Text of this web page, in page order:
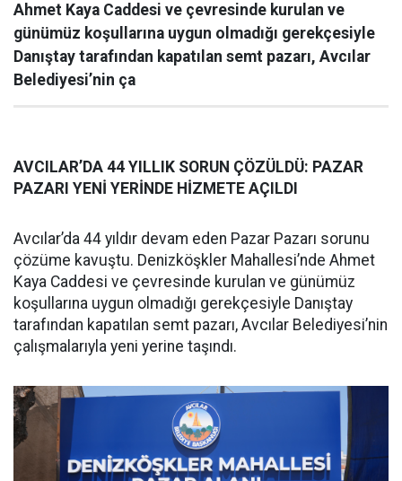
Ahmet Kaya Caddesi ve çevresinde kurulan ve
günümüz koşullarına uygun olmadığı gerekçesiyle
Danıştay tarafından kapatılan semt pazarı, Avcılar
Belediyesi’nin ça
AVCILAR’DA 44 YILLIK SORUN ÇÖZÜLDÜ: PAZAR
PAZARI YENİ YERİNDE HİZMETE AÇILDI
Avcılar’da 44 yıldır devam eden Pazar Pazarı sorunu
çözüme kavuştu. Denizköşkler Mahallesi’nde Ahmet
Kaya Caddesi ve çevresinde kurulan ve günümüz
koşullarına uygun olmadığı gerekçesiyle Danıştay
tarafından kapatılan semt pazarı, Avcılar Belediyesi’nin
çalışmalarıyla yeni yerine taşındı.